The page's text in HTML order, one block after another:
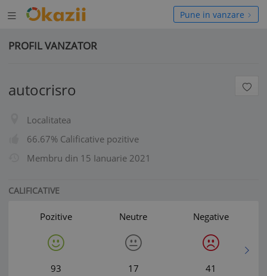
Deschide
meniul
Pune in vanzare
PROFIL VANZATOR
autocrisro
Localitatea
66.67% Calificative pozitive
Membru din 15 Ianuarie 2021
CALIFICATIVE
Pozitive
93
Neutre
17
Negative
41